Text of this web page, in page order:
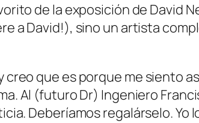
de la exposición de David
a David!), sino un artista
creo que es porque me siento
Al (futuro Dr) Ingeniero
Deberíamos regalárselo. Yo